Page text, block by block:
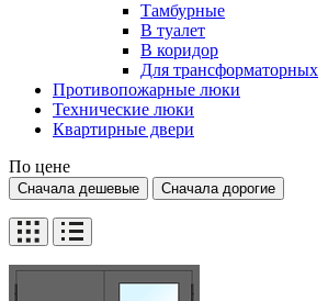
Тамбурные
В туалет
В коридор
Для трансформаторных
Противопожарные люки
Технические люки
Квартирные двери
По цене
Сначала дешевые Сначала дорогие